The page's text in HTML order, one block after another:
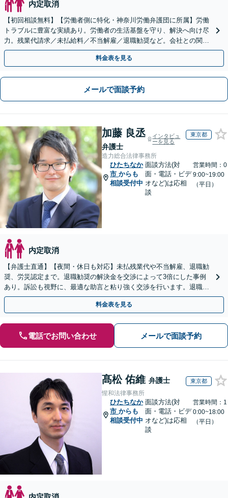
内定取消
【初回相談無料】【労働者側に特化・神奈川労働弁護団に所属】労働
トラブルに豊富な実績あり。労働者の生活基盤を守り、解決へ向け尽
力。残業代請求／未払給料／不当解雇／退職勧奨など。会社との関係
性も考慮し、ご意向を尊重しながら丁寧に対応いたします
料金表を見る
メールで面談予約
加藤 良丞
弁護士
インタビュ
ーを見る
東京都
造力総合法律事務所
ひたちなか
市 からも
相談受付中
面談方法(対
面・電話・ビデ
オなど)は応相
談
営業時間：0
9:00~19:00
（平日）
内定取消
【弁護士直通】【夜間・休日も対応】未払残業代や不当解雇、退職勧
奨、労災認定まで。退職勧奨の解決金を交渉によって3倍にした事例
あり。訴訟も視野に、最適な助言と粘り強く交渉を行います。退職前
後、育休中などの状況でも歓迎。まずはご相談下さい！
料金表を見る
電話でお問い合わせ メールで面談予約
髙松 佑維 弁護士 東京都
惺和法律事務所
ひたちなか
市 からも
相談受付中
面談方法(対
面・電話・ビデ
オなど)は応相
談
営業時間：1
0:00~18:00
（平日）